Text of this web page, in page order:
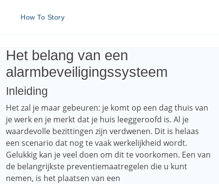
How To Story
Het belang van een
alarmbeveiligingssysteem
Inleiding
Het zal je maar gebeuren: je komt op een dag thuis van
je werk en je merkt dat je huis leeggeroofd is. Al je
waardevolle bezittingen zijn verdwenen. Dit is helaas
een scenario dat nog te vaak werkelijkheid wordt.
Gelukkig kan je veel doen om dit te voorkomen. Een van
de belangrijkste preventiemaatregelen die u kunt
nemen, is het plaatsen van een